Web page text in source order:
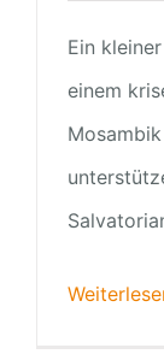
Ein
einem